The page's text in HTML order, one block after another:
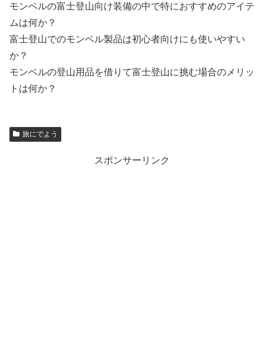
モンベルの富士登山向け装備の中で特におすすめのアイテ
ムは何か？
富士登山でのモンベル製品は初心者向けにも使いやすい
か？
モンベルの登山用品を借りて富士登山に挑む場合のメリッ
トは何か？
旅にでよう
スポンサーリンク